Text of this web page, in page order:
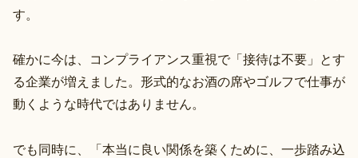
す。
確かに今は、コンプライアンス重視で「接待は不要」とす
る企業が増えました。形式的なお酒の席やゴルフで仕事が
動くような時代ではありません。
でも同時に、「本当に良い関係を築くために、一歩踏み込